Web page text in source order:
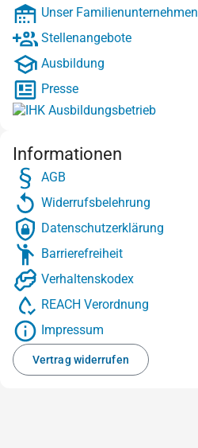
Unser Familienunternehmen
Stellenangebote
Ausbildung
Presse
Informationen
AGB
Widerrufsbelehrung
Datenschutzerklärung
Barrierefreiheit
Verhaltenskodex
REACH Verordnung
Impressum
Vertrag widerrufen